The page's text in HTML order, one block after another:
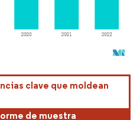
atribución según CC BY 4.0.
clave que moldean
de muestra